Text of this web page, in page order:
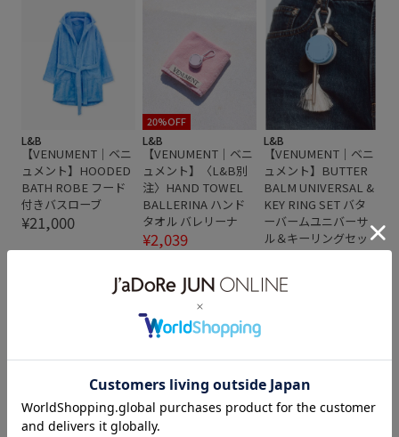
L&B
【VENUMENT｜ベニ
ュメント】HOODED
BATH ROBE フード
付きバスローブ
¥21,000
20%OFF
L&B
【VENUMENT｜ベニ
ュメント】〈L&B別
注〉HAND TOWEL
BALLERINA ハンド
タオル バレリーナ
¥2,039
L&B
【VENUMENT｜ベニ
ュメント】BUTTER
BALM UNIVERSAL &
KEY RING SET バタ
ーバームユニバーサ
ル＆キーリングセッ
ト
¥3,480